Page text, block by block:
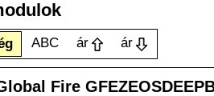
ABC ár ár
Fire